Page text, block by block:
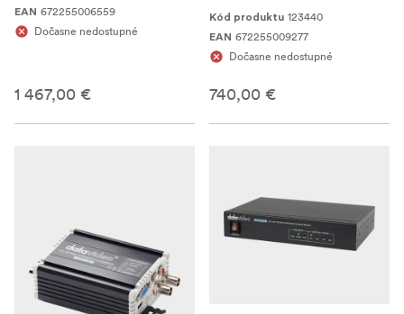
EAN 672255006559
Dočasne nedostupné
1 467,00 €
Kód produktu 123440
EAN 672255009277
Dočasne nedostupné
740,00 €